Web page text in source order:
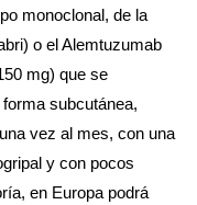
monoclonal, de la
o el Alemtuzumab
mg) que se
subcutánea,
vez al mes, con una
y con pocos
en Europa podrá